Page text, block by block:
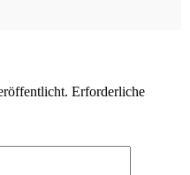
Erforderliche